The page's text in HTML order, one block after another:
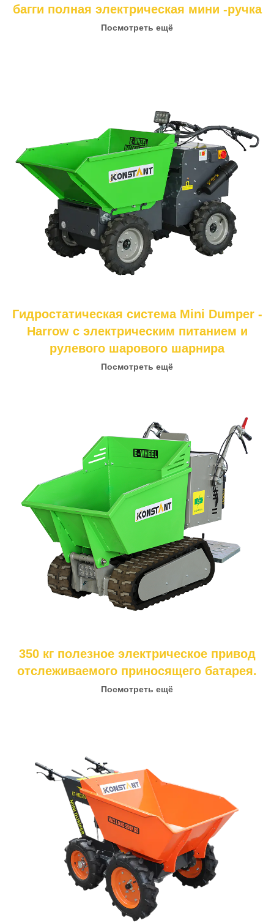
багги полная электрическая мини -ручка
Посмотреть ещё
Гидростатическая система Mini Dumper -
Harrow с электрическим питанием и
рулевого шарового шарнира
Посмотреть ещё
350 кг полезное электрическое привод
отслеживаемого приносящего батарея.
Посмотреть ещё